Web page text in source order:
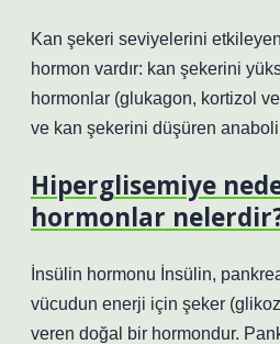
Kan şekeri seviyelerini
hormon vardır: kan şekerini
hormonlar (glukagon, kortizol
ve kan şekerini düşüren
Hiperglisemiye
hormonlar
İnsülin hormonu İnsülin,
vücudun enerji için şeker
veren doğal bir hormondur.